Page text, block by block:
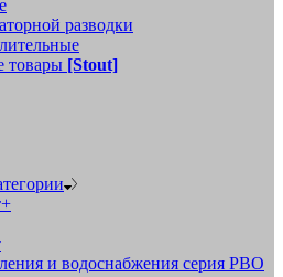
разводки
товары [Stout]
и водоснабжения серия РВО